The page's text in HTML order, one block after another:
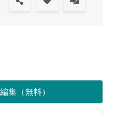
集（無料）